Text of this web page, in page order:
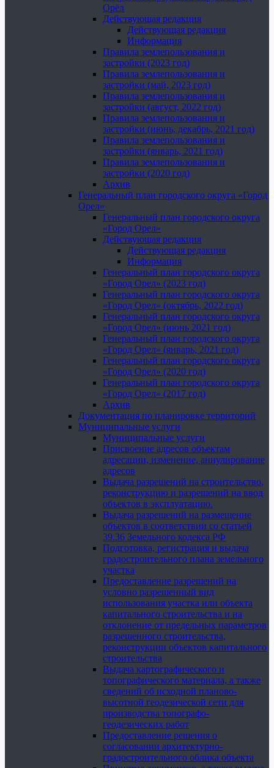
Орёл
Действующая редакция
Действующая редакция
Информация
Правила землепользования и
застройки (2023 год)
Правила землепользования и
застройки (май, 2023 год)
Правила землепользования и
застройки (август, 2022 год)
Правила землепользования и
застройки (июнь, декабрь, 2021 год)
Правила землепользования и
застройки (январь, 2021 год)
Правила землепользования и
застройки (2020 год)
Архив
Генеральный план городского округа «Город
Орел»
Генеральный план городского округа
«Город Орел»
Действующая редакция
Действующая редакция
Информация
Генеральный план городского округа
«Город Орел» (2023 год)
Генеральный план городского округа
«Город Орел» (октябрь, 2022 год)
Генеральный план городского округа
«Город Орел» (июнь 2021 год)
Генеральный план городского округа
«Город Орел» (январь, 2021 год)
Генеральный план городского округа
«Город Орел» (2020 год)
Генеральный план городского округа
«Город Орел» (2017 год)
Архив
Документация по планировке территорий
Муниципальные услуги
Муниципальные услуги
Присвоение адресов объектам
адресации, изменение, аннулирование
адресов
Выдача разрешений на строительство,
реконструкцию и разрешений на ввод
объектов в эксплуатацию.
Выдача разрешений на размещение
объектов в соответствии со статьей
39.36 Земельного кодекса РФ
Подготовка, регистрация и выдача
градостроительного плана земельного
участка
Предоставление разрешений на
условно разрешенный вид
использования участка или объекта
капитального строительства и на
отклонение от предельных параметров
разрешенного строительства,
реконструкции объектов капитального
строительства
Выдача картографического и
топографического материала, а также
сведений об исходной планово-
высотной геодезической сети для
производства топографо-
геодезических работ
Предоставление решения о
согласовании архитектурно-
градостроительного облика объекта